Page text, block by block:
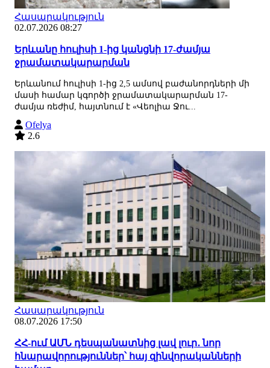
Հասարակություն
02.07.2026 08:27
Երևանը հուլիսի 1-ից կանցնի 17-ժամյա
ջրամատակարարման
Երևանում հուլիսի 1-ից 2,5 ամսով բաժանորդների մի
մասի համար կգործի ջրամատակարարման 17-
ժամյա ռեժիմ, հայտնում է «Վեոլիա Ջու...
Ofelya
2.6
Հասարակություն
08.07.2026 17:50
ՀՀ-ում ԱՄՆ դեսպանատնից լավ լուր․ նոր
հնարավորություններ՝ հայ զինվորականների